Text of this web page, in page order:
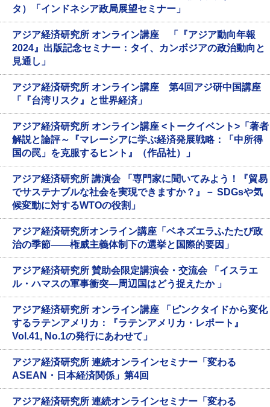
タ）「インドネシア政局展望セミナー」
アジア経済研究所 オンライン講座 「『アジア動向年報
2024』出版記念セミナー：タイ、カンボジアの政治動向と
見通し」
アジア経済研究所 オンライン講座 第4回アジ研中国講座
「『台湾リスク』と世界経済」
アジア経済研究所 オンライン講座 <トークイベント>「著者
解説と論評～『マレーシアに学ぶ経済発展戦略：「中所得
国の罠」を克服するヒント』（作品社）」
アジア経済研究所 講演会 「専門家に聞いてみよう！『貿易
でサステナブルな社会を実現できますか？』－ SDGsや気
候変動に対するWTOの役割」
アジア経済研究所オンライン講座「ベネズエラふたたび政
治の季節――権威主義体制下の選挙と国際的要因」
アジア経済研究所 賛助会限定講演会・交流会 「イスラエ
ル・ハマスの軍事衝突—周辺国はどう捉えたか 」
アジア経済研究所 オンライン講座 「ピンクタイドから変化
するラテンアメリカ：『ラテンアメリカ・レポート』
Vol.41, No.1の発行にあわせて」
アジア経済研究所 連続オンラインセミナー「変わる
ASEAN・日本経済関係」第4回
アジア経済研究所 連続オンラインセミナー「変わる